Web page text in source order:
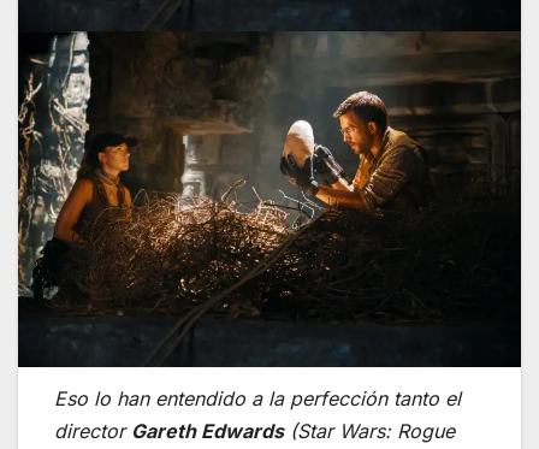
Eso lo han entendido a la perfección tanto el
director Gareth Edwards(Star Wars: Rogue